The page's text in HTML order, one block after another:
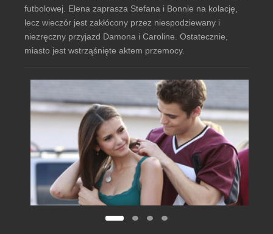
futbolowej. Elena zaprasza Stefana i Bonnie na kolację,
lecz wieczór jest zakłócony przez niespodziewany i
niezręczny przyjazd Damona i Caroline. Ostatecznie,
miasto jest wstrząśnięte aktem przemocy.